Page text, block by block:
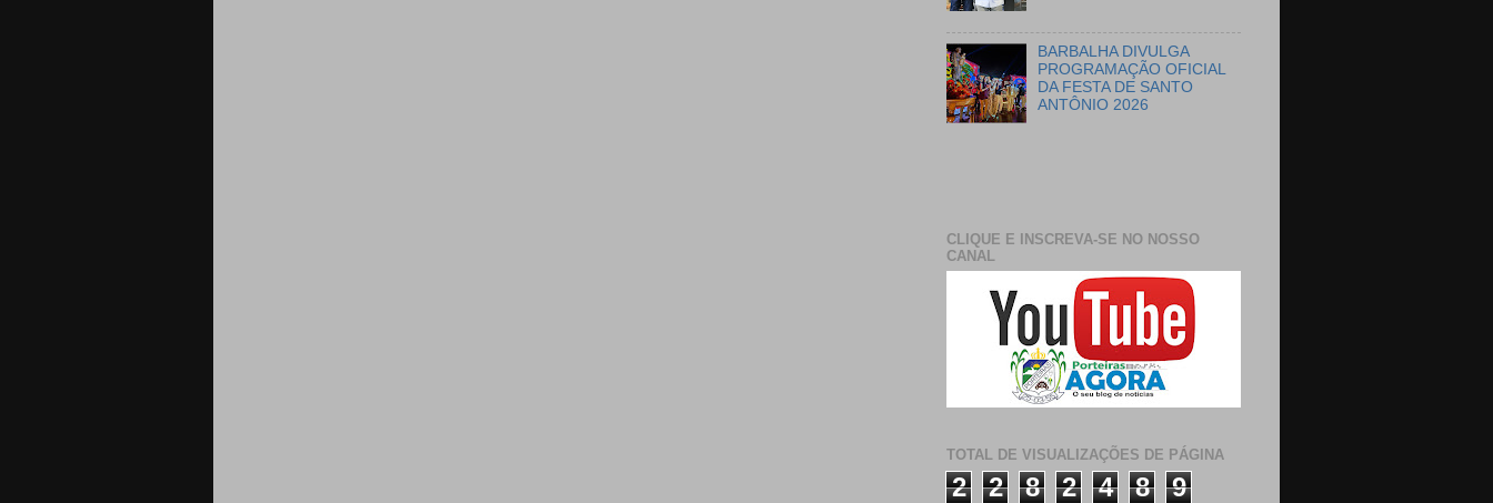
BARBALHA DIVULGA
PROGRAMAÇÃO OFICIAL
DA FESTA DE SANTO
ANTÔNIO 2026
CLIQUE E INSCREVA-SE NO NOSSO
CANAL
TOTAL DE VISUALIZAÇÕES DE PÁGINA
2 2 8 2 4 8 9